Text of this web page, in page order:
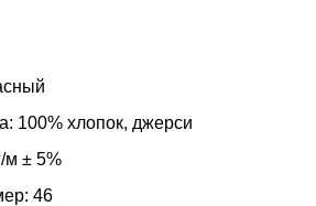
100% хлопок, джерси
м ± 5%
46